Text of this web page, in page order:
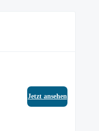
Jetzt ansehen